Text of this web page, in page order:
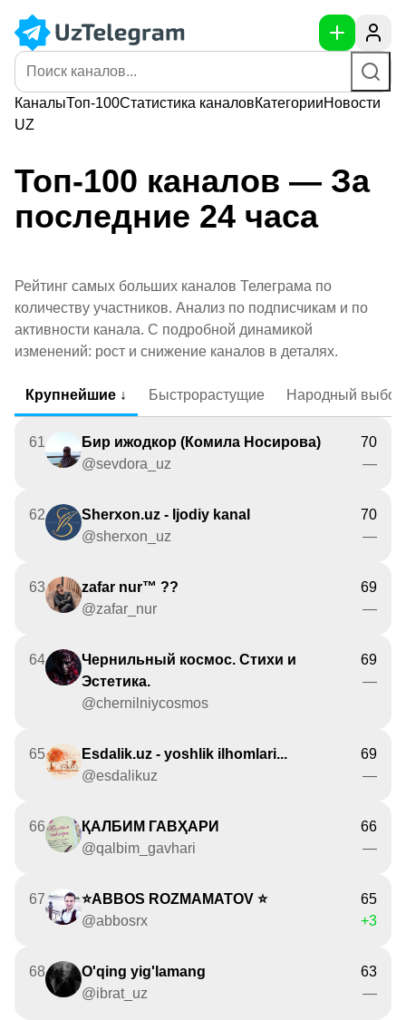
КаналыТоп-100Статистика каналовКатегорииНовости
UZ
Топ-100 каналов — За
последние 24 часа
Рейтинг самых больших каналов Телеграма по
количеству участников. Анализ по подписчикам и по
активности канала. С подробной динамикой
изменений: рост и снижение каналов в деталях.
Крупнейшие ↓ Быстрорастущие Народный выбор
61
Бир ижодкор (Комила Носирова)
@sevdora_uz
70
—
62
Sherxon.uz - Ijodiy kanal
@sherxon_uz
70
—
63
zafar nur™ ??
@zafar_nur
69
—
64
Чернильный космос. Стихи и
Эстетика.
@chernilniycosmos
69
—
65
Esdalik.uz - yoshlik ilhomlari...
@esdalikuz
69
—
66
ҚАЛБИМ ГАВҲАРИ
@qalbim_gavhari
66
—
67
⭐️ABBOS ROZMAMATOV ⭐️
@abbosrx
65
+3
68
O'qing yig'lamang
@ibrat_uz
63
—